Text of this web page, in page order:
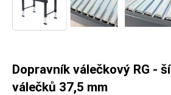
Dopravník válečkový RG -
válečků 37,5 mm